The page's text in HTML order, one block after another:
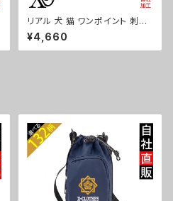
リアル 犬 猫 ワンポイント 刺繍
撥水 ナイロン ナップサック メン
ズ 大容量 ジム サブバッグ レデ
ィース 雑貨 グッズ 自社ブランド
¥4,660